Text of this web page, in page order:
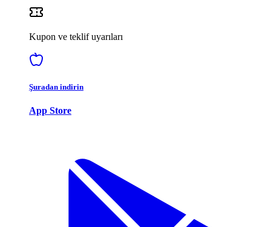
Kupon ve teklif uyarıları
Şuradan indirin
App Store